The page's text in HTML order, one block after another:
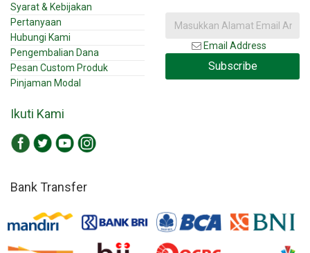
Syarat & Kebijakan
Pertanyaan
Hubungi Kami
Pengembalian Dana
Pesan Custom Produk
Pinjaman Modal
Email Address
Subscribe
Ikuti Kami
Bank Transfer